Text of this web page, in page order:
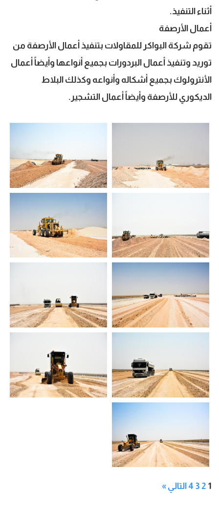
أثناء التنفيذ.
أعمال الأرصفة
تقوم شركة البواكر للمقاولات بتنفيذ أعمال الأرصفة من
توريد وتنفيذ أعمال البردورات بجميع أنواعها وأيضاً أعمال
الأنترولوك بجميع أشكاله وأنواعه وكذلك البلاط
الديكوري للأرصفة وأيضاً أعمال التشجير.
1
2
3
4 التالي »